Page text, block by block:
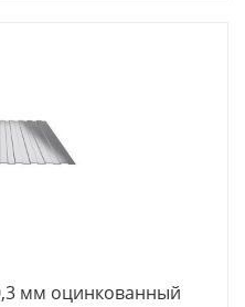
мм оцинкованный